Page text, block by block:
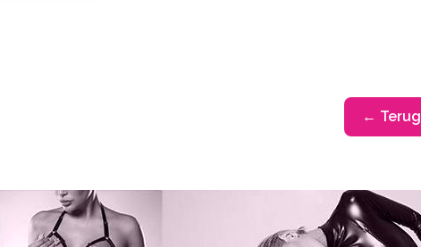
← Terug